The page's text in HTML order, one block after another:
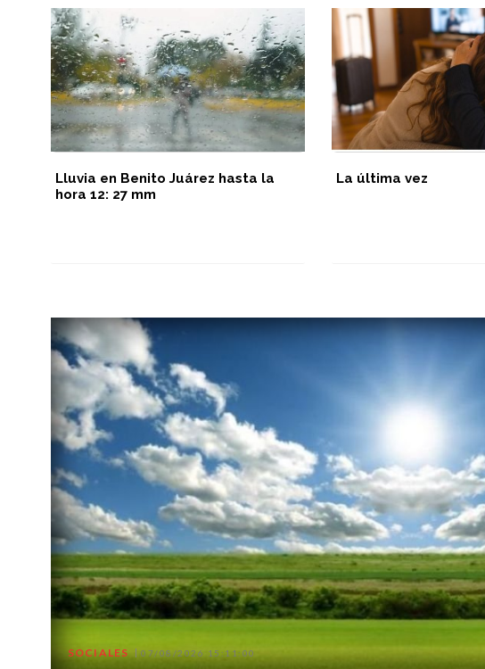
Lluvia en Benito Juárez hasta la
hora 12: 27 mm
La última vez
SOCIALES 07/08/2026 15:11:00